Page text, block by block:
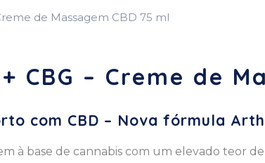
de Massagem CBD 75 ml
+ CBG – Creme de
com CBD – Nova fórmula
à base de cannabis com um elevado teor